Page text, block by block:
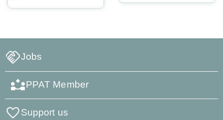
Jobs
PPAT Member
Support us